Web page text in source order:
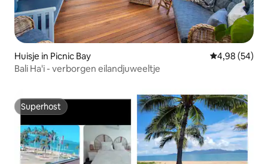
Huisje in Picnic Bay Gemiddelde
4,98 (54)
Bali Ha'i - verborgen eilandjuweeltje
Superhost
Superhost